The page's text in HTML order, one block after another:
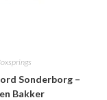
Sonderborg –
Bakker